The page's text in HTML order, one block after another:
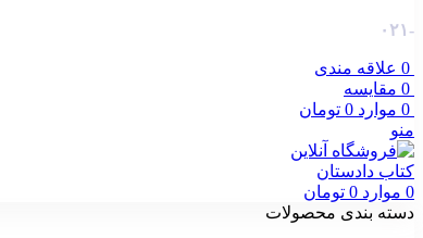
-۰۲۱
0 علاقه مندی
0 مقایسه
0 موارد 0 تومان
منو
0 موارد 0 تومان
دسته بندی محصولات